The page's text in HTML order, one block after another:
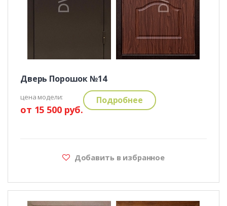
Дверь Порошок №14
цена модели:
от 15 500 руб.
Подробнее
Добавить в избранное